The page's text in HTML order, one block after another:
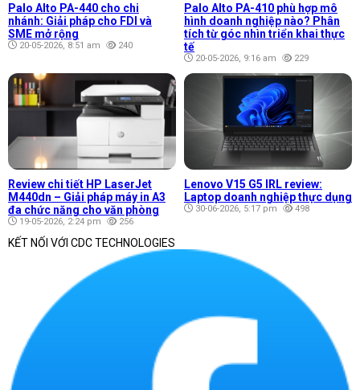
Palo Alto PA-440 cho chi
nhánh: Giải pháp cho FDI và
SME mở rộng
20-05-2026, 8:51 am 240
Palo Alto PA-410 phù hợp mô
hình doanh nghiệp nào? Phân
tích từ góc nhìn triển khai thực
tế
20-05-2026, 9:16 am 229
Review chi tiết HP LaserJet
M440dn – Giải pháp máy in A3
đa chức năng cho văn phòng
19-05-2026, 2:24 pm 256
Lenovo V15 G5 IRL review:
Laptop doanh nghiệp thực dụng
30-06-2026, 5:17 pm 498
KẾT NỐI VỚI CDC TECHNOLOGIES